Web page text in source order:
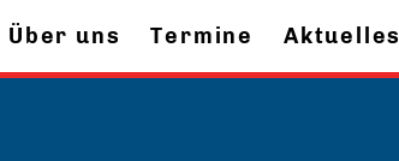
Über uns Termine Aktuelles